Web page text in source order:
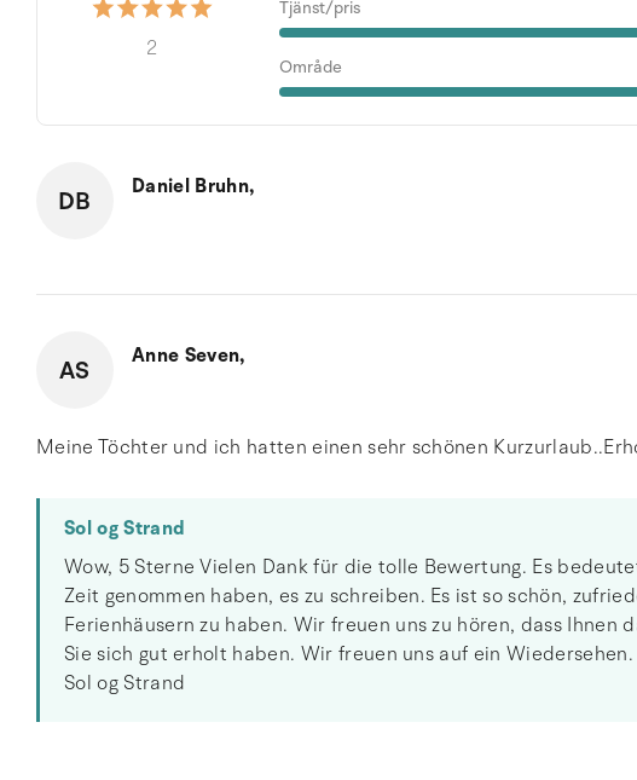
2
Tjänst/pris
Område
DB Daniel Bruhn,
AS Anne Seven,
Meine Töchter und ich hatten einen sehr schönen
Sol og Strand
Wow, 5 Sterne Vielen Dank für die tolle Bewertung. Es
Zeit genommen haben, es zu schreiben. Es ist so schön,
Ferienhäusern zu haben. Wir freuen uns zu hören, dass Ihnen
Sie sich gut erholt haben. Wir freuen uns auf ein
Sol og Strand